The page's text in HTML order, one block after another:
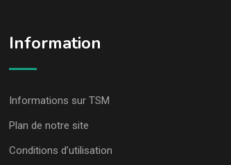
Information
Informations sur TSM
Plan de notre site
Conditions d’utilisation